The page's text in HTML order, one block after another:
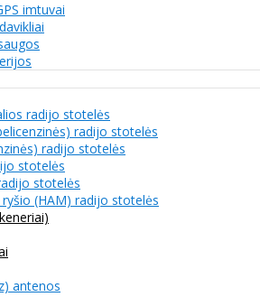
imtuvai
radijo stotelės
radijo stotelės
radijo stotelės
stotelės
stotelės
(HAM) radijo stotelės
antenos